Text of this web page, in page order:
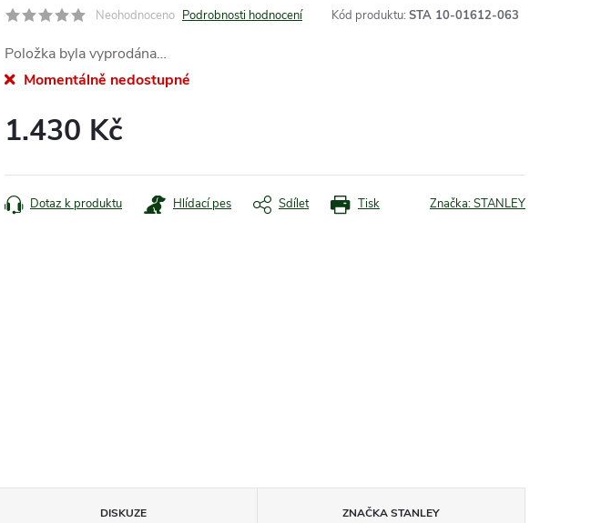
Neohodnoceno Podrobnosti hodnocení Kód produktu: STA 10-01612-063
Položka byla vyprodána…
Momentálně nedostupné
1.430 Kč
cena:
Tisk
Dotaz k produktu Hlídací pes Sdílet Značka:STANLEY
DISKUZE ZNAČKASTANLEY